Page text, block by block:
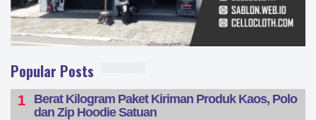
Popular Posts
Berat Kilogram Paket Kiriman Produk Kaos, Polo
dan Zip Hoodie Satuan